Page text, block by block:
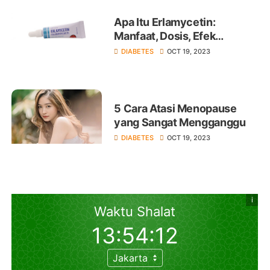
Apa Itu Erlamycetin:
Manfaat, Dosis, Efek
Samping
DIABETES OCT 19, 2023
5 Cara Atasi Menopause
yang Sangat Mengganggu
DIABETES OCT 19, 2023